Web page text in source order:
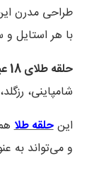
طراحی مدرن
با هر استایل و
حلقه طلای 18 عیار طرح اسکالا
شامپاینی،
اینحلقه طلا
و می‌تواند به